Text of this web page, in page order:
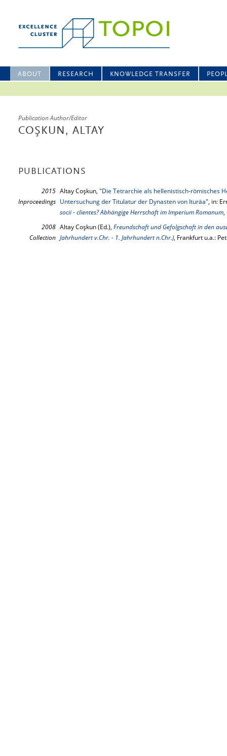
ABOUT RESEARCH KNOWLEDGE TRANSFER
Publication Author/Editor
COŞKUN, ALTAY
PUBLICATIONS
2015
Inproceedings
Altay Coşkun, "Die Tetrarchie als hellenistisch-römisches
Untersuchung der Titulatur der Dynasten von Ituräa", in:
socii - clientes? Abhängige Herrschaft im Imperium Romanum,
2008
Collection
Altay Coşkun (Ed.), Freundschaft und Gefolgschaft in den
Jahrhundert v.Chr. - 1. Jahrhundert n.Chr.), Frankfurt u.a.: